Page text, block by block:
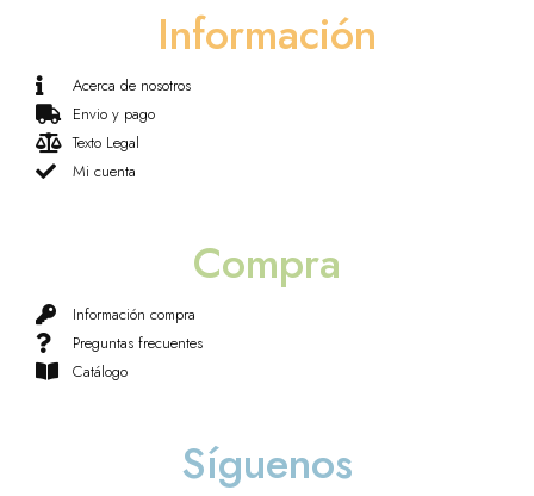
Información
Acerca de nosotros
Envio y pago
Texto Legal
Mi cuenta
Compra
Información compra
Preguntas frecuentes
Catálogo
Síguenos